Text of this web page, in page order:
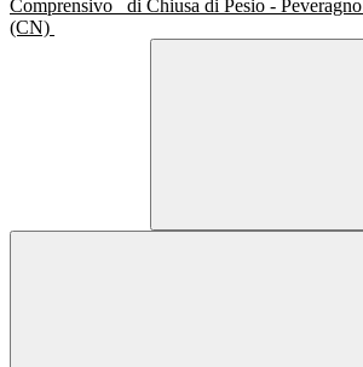
Comprensivo
di Chiusa di Pesio - Peveragno
(CN)